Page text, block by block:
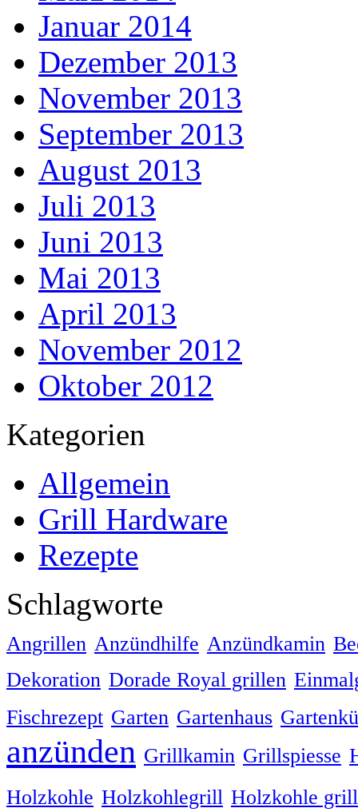
Januar 2014
Dezember 2013
November 2013
September 2013
August 2013
Juli 2013
Juni 2013
Mai 2013
April 2013
November 2012
Oktober 2012
Kategorien
Allgemein
Grill Hardware
Rezepte
Schlagworte
Angrillen Anzündhilfe Anzündkamin
Dekoration Dorade Royal grillen
Fischrezept Garten Gartenhaus
anzünden Grillkamin Grillspiesse
Holzkohle Holzkohlegrill Holzkohle